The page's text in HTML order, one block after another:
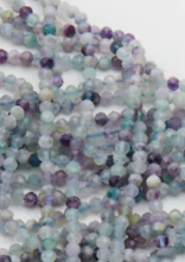
3mm
z najbardziej
charakteru.
się tym, że